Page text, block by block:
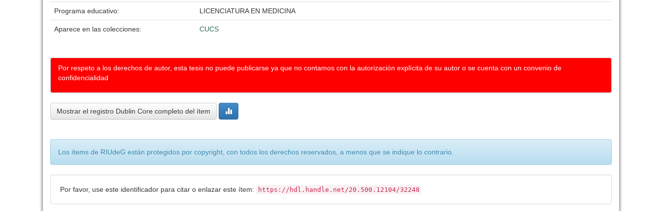
Programa educativo: LICENCIATURA EN MEDICINA
Aparece en las colecciones: CUCS
Por respeto a los derechos de autor, esta tesis no puede publicarse ya que no contamos con la autorización explícita de su autor o se cuenta con un convenio de
confidencialidad
Mostrar el registro Dublin Core completo del ítem
Los ítems de RIUdeG están protegidos por copyright, con todos los derechos reservados, a menos que se indique lo contrario.
Por favor, use este identificador para citar o enlazar este ítem: https://hdl.handle.net/20.500.12104/32248